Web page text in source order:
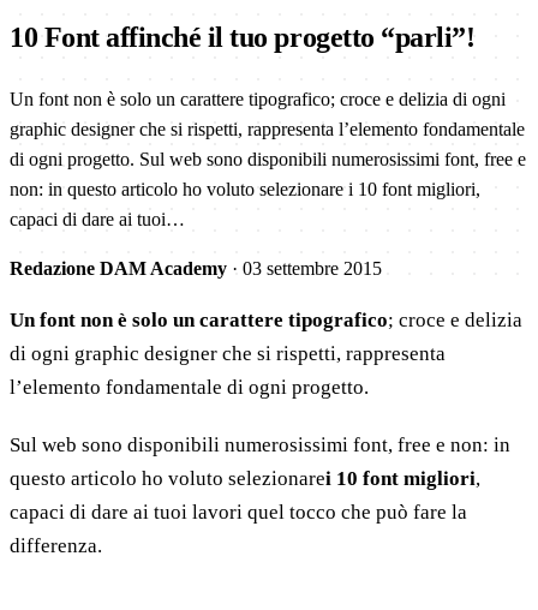
10 Font affinché il tuo progetto “parli”!
Un font non è solo un carattere tipografico; croce e delizia di ogni
graphic designer che si rispetti, rappresenta l’elemento fondamentale
di ogni progetto. Sul web sono disponibili numerosissimi font, free e
non: in questo articolo ho voluto selezionare i 10 font migliori,
capaci di dare ai tuoi…
Redazione DAM Academy · 03 settembre 2015
Un font non è solo un carattere tipografico; croce e delizia
di ogni graphic designer che si rispetti, rappresenta
l’elemento fondamentale di ogni progetto.
Sul web sono disponibili numerosissimi font, free e non: in
questo articolo ho voluto selezionarei 10 font migliori,
capaci di dare ai tuoi lavori quel tocco che può fare la
differenza.